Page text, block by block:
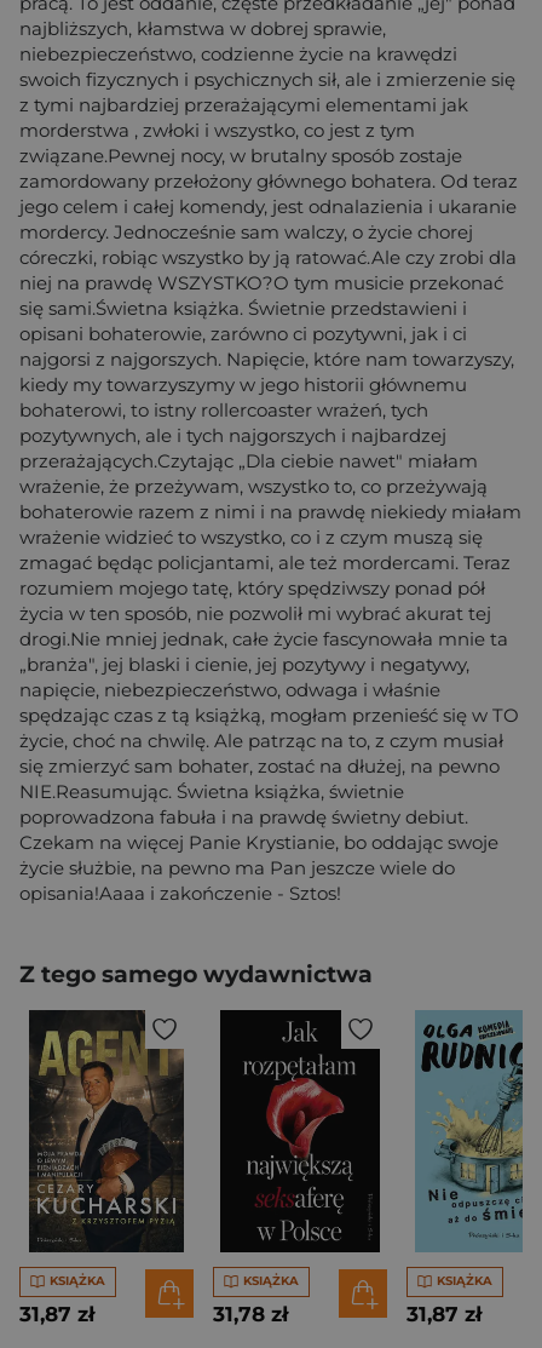
najbliższych, kłamstwa w dobrej sprawie,
niebezpieczeństwo, codzienne życie na krawędzi
swoich fizycznych i psychicznych sił, ale i zmierzenie się
z tymi najbardziej przerażającymi elementami jak
morderstwa , zwłoki i wszystko, co jest z tym
związane.Pewnej nocy, w brutalny sposób zostaje
zamordowany przełożony głównego bohatera. Od teraz
jego celem i całej komendy, jest odnalazienia i ukaranie
mordercy. Jednocześnie sam walczy, o życie chorej
córeczki, robiąc wszystko by ją ratować.Ale czy zrobi dla
niej na prawdę WSZYSTKO?O tym musicie przekonać
się sami.Świetna książka. Świetnie przedstawieni i
opisani bohaterowie, zarówno ci pozytywni, jak i ci
najgorsi z najgorszych. Napięcie, które nam towarzyszy,
kiedy my towarzyszymy w jego historii głównemu
bohaterowi, to istny rollercoaster wrażeń, tych
pozytywnych, ale i tych najgorszych i najbardzej
przerażających.Czytając „Dla ciebie nawet" miałam
wrażenie, że przeżywam, wszystko to, co przeżywają
bohaterowie razem z nimi i na prawdę niekiedy miałam
wrażenie widzieć to wszystko, co i z czym muszą się
zmagać będąc policjantami, ale też mordercami. Teraz
rozumiem mojego tatę, który spędziwszy ponad pół
życia w ten sposób, nie pozwolił mi wybrać akurat tej
drogi.Nie mniej jednak, całe życie fascynowała mnie ta
„branża", jej blaski i cienie, jej pozytywy i negatywy,
napięcie, niebezpieczeństwo, odwaga i właśnie
spędzając czas z tą książką, mogłam przenieść się w TO
życie, choć na chwilę. Ale patrząc na to, z czym musiał
się zmierzyć sam bohater, zostać na dłużej, na pewno
NIE.Reasumując. Świetna książka, świetnie
poprowadzona fabuła i na prawdę świetny debiut.
Czekam na więcej Panie Krystianie, bo oddając swoje
życie służbie, na pewno ma Pan jeszcze wiele do
opisania!Aaaa i zakończenie - Sztos!
Z tego samego wydawnictwa
KSIĄŻKA
31,87 zł
KSIĄŻKA
31,78 zł
KSIĄŻKA
31,87 zł